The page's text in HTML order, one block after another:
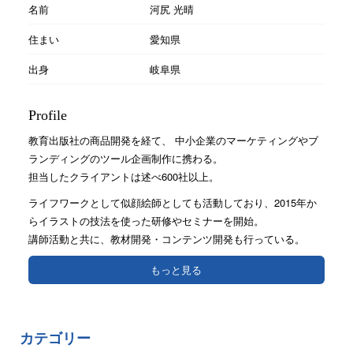
名前
河尻 光晴
住まい
愛知県
出身
岐阜県
Profile
教育出版社の商品開発を経て、 中小企業のマーケティングやブ
ランディングのツール企画制作に携わる。
担当したクライアントは述べ600社以上。
ライフワークとして似顔絵師としても活動しており、2015年か
らイラストの技法を使った研修やセミナーを開始。
講師活動と共に、教材開発・コンテンツ開発も行っている。
もっと見る
カテゴリー